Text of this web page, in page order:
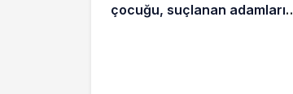
çocuğu, suçlanan adamların